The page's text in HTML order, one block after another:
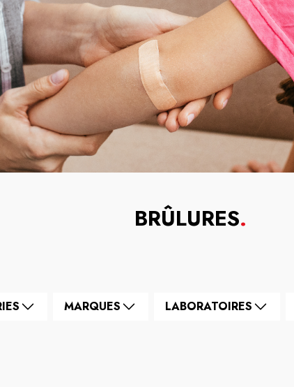
BRÛLURES.
MARQUES LABORATOIRES